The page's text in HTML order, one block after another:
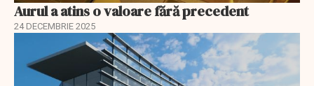
Aurul a atins o valoare fără precedent
24 DECEMBRIE 2025